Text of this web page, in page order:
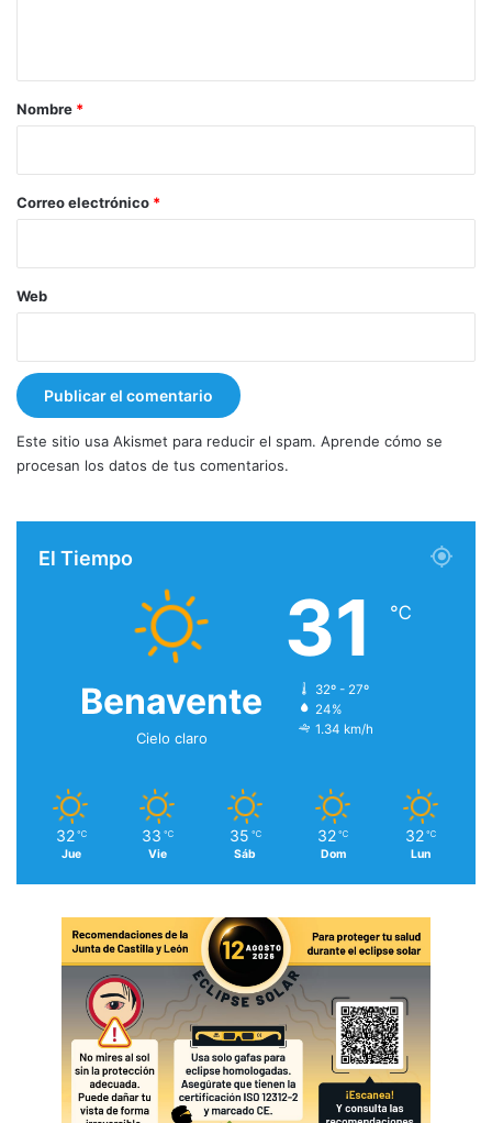
r
*
Nombre *
Correo electrónico *
Web
Este sitio usa Akismet para reducir el spam. Aprende cómo se
procesan los datos de tus comentarios.
El Tiempo
Benavente
Cielo claro
31 ℃
32º - 27º
24%
1.34 km/h
32 ℃
Jue
33 ℃
Vie
35 ℃
Sáb
32 ℃
Dom
32 ℃
Lun